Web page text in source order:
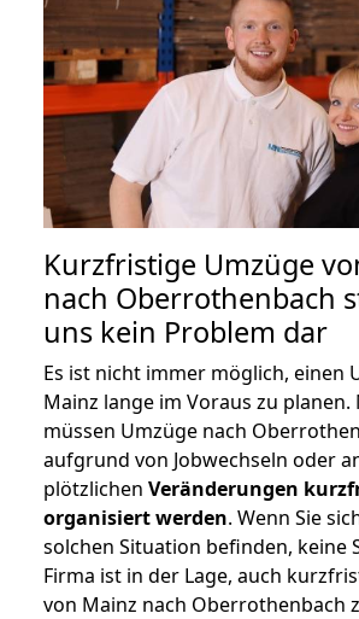
Kurzfristige Umzüge
nach Oberrothenbach
uns kein Problem dar
Es ist nicht immer möglich, einen
Mainz lange im Voraus zu planen.
müssen Umzüge nach
aufgrund von Jobwechseln oder
plötzlichen Veränderungen
organisiert werden. Wenn Sie
solchen Situation befinden, keine
Firma ist in der Lage, auch
von Mainz nach Oberrothenbach